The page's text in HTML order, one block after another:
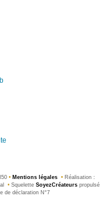
• Mentions légales • Réalisation :
•Squelette SoyezCréateurspropulsé
de déclaration N°7